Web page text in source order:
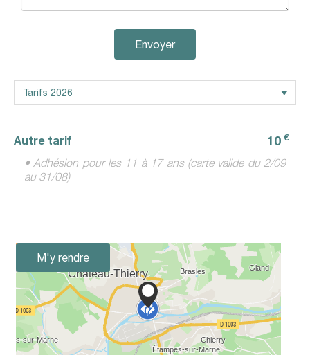
Envoyer
Autre tarif 10 €
• Adhésion pour les 11 à 17 ans (carte valide du 2/09
au 31/08)
M'y rendre